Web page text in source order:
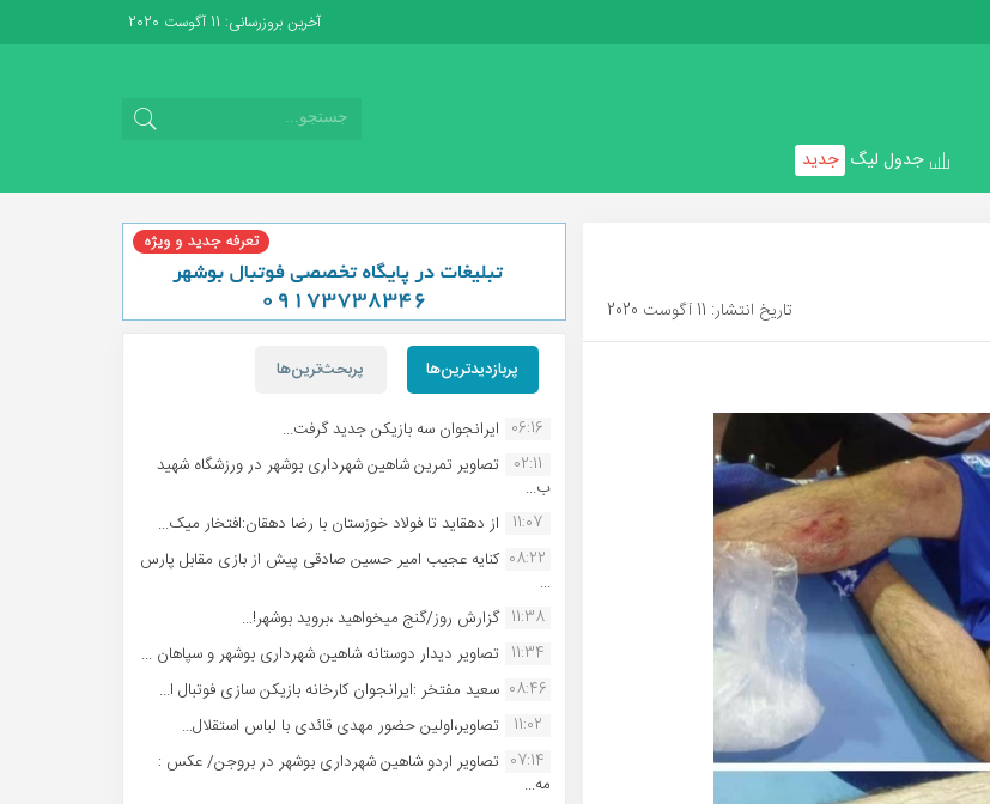
آخرین بروزرسانی: 11 آگوست 2020
جدول لیگ جدید
تاریخ انتشار: 11 آگوست 2020
پربازدیدترین‌ها پربحث‌ترین‌ها
06:16 ایرانجوان سه بازیکن جدید گرفت...
02:11
تصاویر تمرین شاهین شهردارى بوشهر در ورزشگاه شهید
ب...
11:07 از دهقاید تا فولاد خوزستان با رضا دهقان:افتخار میک...
08:22 کنایه عجیب امیر حسین صادقی پیش از بازی مقابل پارس
...
11:38 گزارش روز/گنج میخواهید ،بروید بوشهر!...
11:34 تصاویر دیدار دوستانه شاهین شهردارى بوشهر و سپاهان ...
08:46 سعید مفتخر :ایرانجوان کارخانه بازیکن سازی فوتبال ا...
11:02
تصاویر،اولین حضور مهدی قائدی با لباس استقلال...
07:14 تصاویر اردو شاهین شهرداری بوشهر در بروجن/ عکس :
مه...